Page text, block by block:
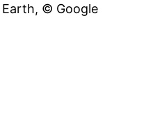
Earth, © Google